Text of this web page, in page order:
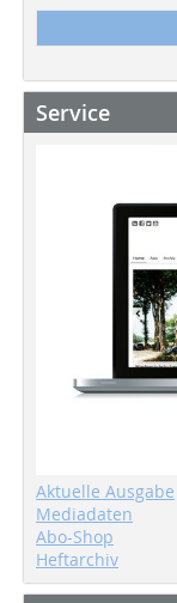
Service
Aktuelle Ausgabe
Mediadaten
Abo-Shop
Heftarchiv